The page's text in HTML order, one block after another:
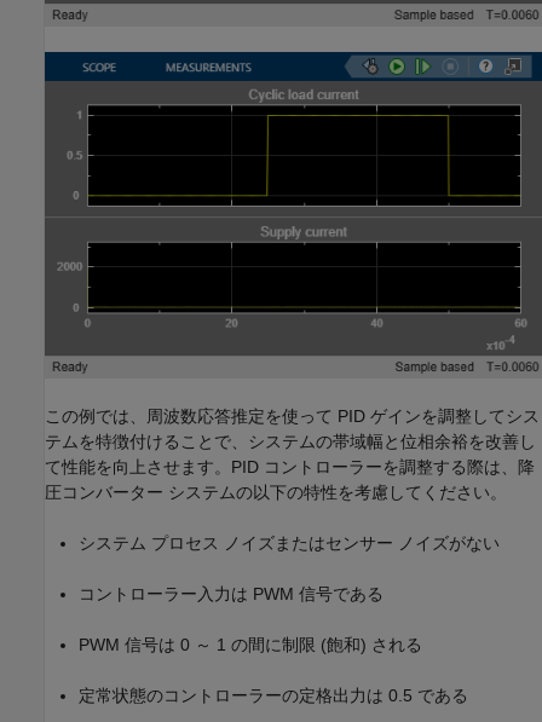
この例では、周波数応答推定を使って PID ゲインを調整してシス
テムを特徴付けることで、システムの帯域幅と位相余裕を改善し
て性能を向上させます。PID コントローラーを調整する際は、降
圧コンバーター システムの以下の特性を考慮してください。
システム プロセス ノイズまたはセンサー ノイズがない
コントローラー入力は PWM 信号である
PWM 信号は 0 ～ 1 の間に制限 (飽和) される
定常状態のコントローラーの定格出力は 0.5 である